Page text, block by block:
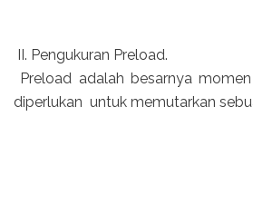
II. Pengukuran Preload.
Preload adalah besarnya
diperlukan untuk memutarkan